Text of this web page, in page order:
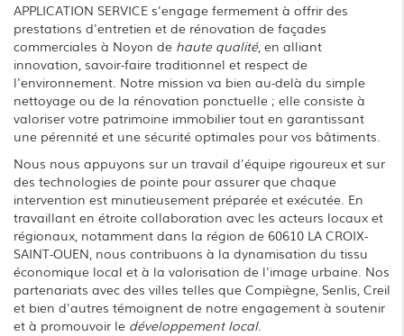
APPLICATION SERVICE s'engage fermement à offrir des
prestations d'entretien et de rénovation de façades
commerciales à Noyon de haute qualité, en alliant
innovation, savoir-faire traditionnel et respect de
l'environnement. Notre mission va bien au-delà du simple
nettoyage ou de la rénovation ponctuelle ; elle consiste à
valoriser votre patrimoine immobilier tout en garantissant
une pérennité et une sécurité optimales pour vos bâtiments.
Nous nous appuyons sur un travail d'équipe rigoureux et sur
des technologies de pointe pour assurer que chaque
intervention est minutieusement préparée et exécutée. En
travaillant en étroite collaboration avec les acteurs locaux et
régionaux, notamment dans la région de 60610 LA CROIX-
SAINT-OUEN, nous contribuons à la dynamisation du tissu
économique local et à la valorisation de l'image urbaine. Nos
partenariats avec des villes telles que Compiègne, Senlis, Creil
et bien d'autres témoignent de notre engagement à soutenir
et à promouvoir le développement local.